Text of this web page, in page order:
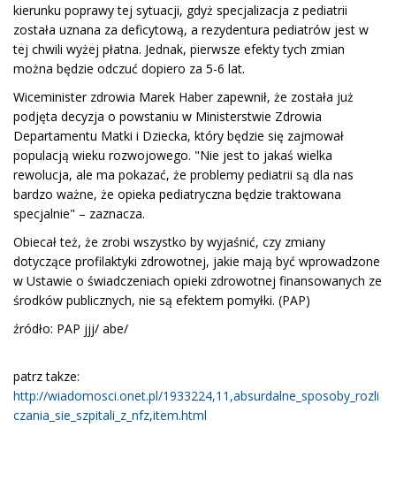
kierunku poprawy tej sytuacji, gdyż specjalizacja z pediatrii
została uznana za deficytową, a rezydentura pediatrów jest w
tej chwili wyżej płatna. Jednak, pierwsze efekty tych zmian
można będzie odczuć dopiero za 5-6 lat.
Wiceminister zdrowia Marek Haber zapewnił, że została już
podjęta decyzja o powstaniu w Ministerstwie Zdrowia
Departamentu Matki i Dziecka, który będzie się zajmował
populacją wieku rozwojowego. "Nie jest to jakaś wielka
rewolucja, ale ma pokazać, że problemy pediatrii są dla nas
bardzo ważne, że opieka pediatryczna będzie traktowana
specjalnie" – zaznacza.
Obiecał też, że zrobi wszystko by wyjaśnić, czy zmiany
dotyczące profilaktyki zdrowotnej, jakie mają być wprowadzone
w Ustawie o świadczeniach opieki zdrowotnej finansowanych ze
środków publicznych, nie są efektem pomyłki. (PAP)
źródło: PAP jjj/ abe/
patrz takze:
http://wiadomosci.onet.pl/1933224,11,absurdalne_sposoby_rozli
czania_sie_szpitali_z_nfz,item.html